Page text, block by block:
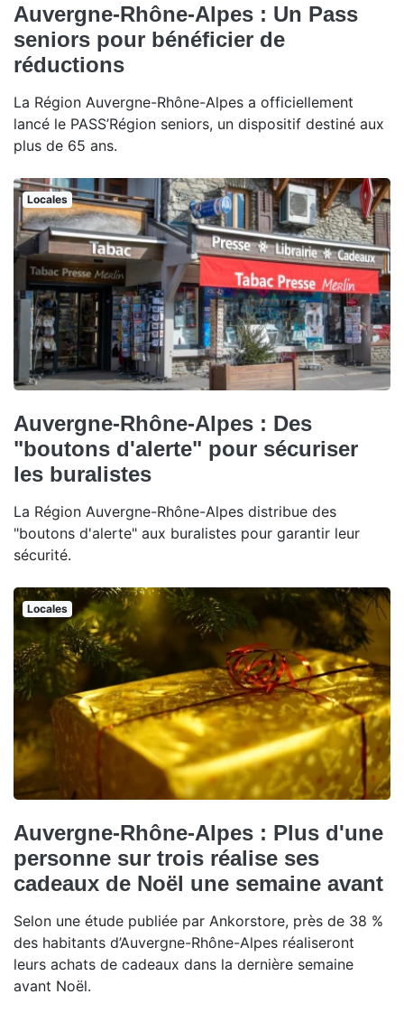
Auvergne-Rhône-Alpes : Un Pass
seniors pour bénéficier de
réductions
La Région Auvergne-Rhône-Alpes a officiellement
lancé le PASS’Région seniors, un dispositif destiné aux
plus de 65 ans.
Locales
Auvergne-Rhône-Alpes : Des
"boutons d'alerte" pour sécuriser
les buralistes
La Région Auvergne-Rhône-Alpes distribue des
"boutons d'alerte" aux buralistes pour garantir leur
sécurité.
Locales
Auvergne-Rhône-Alpes : Plus d'une
personne sur trois réalise ses
cadeaux de Noël une semaine avant
Selon une étude publiée par Ankorstore, près de 38 %
des habitants d’Auvergne-Rhône-Alpes réaliseront
leurs achats de cadeaux dans la dernière semaine
avant Noël.